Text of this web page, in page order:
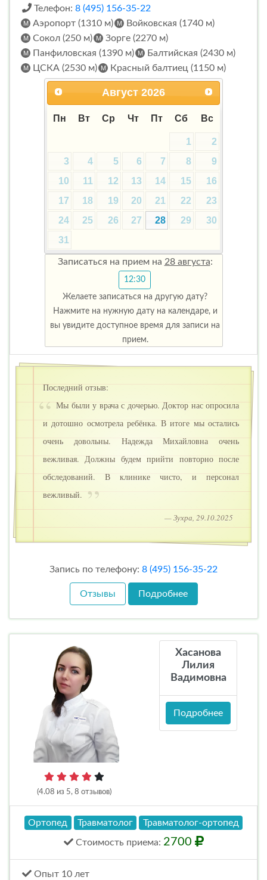
Телефон: 8 (495) 156-35-22
Аэропорт (1310 м)
Войковская (1740 м)
Сокол (250 м)
Зорге (2270 м)
Панфиловская (1390 м)
Балтийская (2430 м)
ЦСКА (2530 м)
Красный балтиец (1150 м)
Август 2026
Пн Вт Ср Чт Пт Сб Вс
1
2
3
4 5 6 7 8
9
10
11 12 13 14 15
16
17
18 19 20 21 22
23
24
25 26 27 28 29
30
31
Записаться на прием на 28 августа:
12:30
Желаете записаться на другую дату?
Нажмите на нужную дату на календаре, и
вы увидите доступное время для записи на
прием.
Последний отзыв:
Мы были у врача с дочерью. Доктор нас опросила
и дотошно осмотрела ребёнка. В итоге мы остались
очень довольны. Надежда Михайловна очень
вежливая. Должны будем прийти повторно после
обследований. В клинике чисто, и персонал
вежливый.
— Зухра, 29.10.2025
Запись по телефону: 8 (495) 156-35-22
Отзывы Подробнее
(4.08 из 5, 8 отзывов)
Хасанова
Лилия
Вадимовна
Подробнее
Ортопед Травматолог Травматолог-ортопед
Стоимость приема: 2700
Опыт 10 лет